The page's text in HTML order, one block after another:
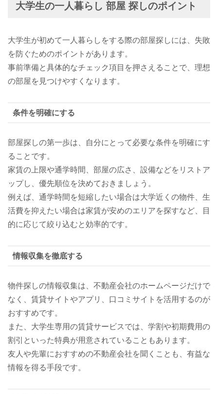
大学生の一人暮らし 部屋 探しのポイント
大学生が初めて一人暮らしをする際の部屋探しには、失敗
を防ぐためのポイントがあります。
事前準備と具体的なチェック項目を押さえることで、理想
の部屋を見つけやすくなります。
条件を明確にする
部屋探しの第一歩は、自分にとって必要な条件を明確にす
ることです。
家賃の上限や通学時間、部屋の広さ、設備などをリストア
ップし、優先順位を決めておきましょう。
例えば、通学時間を短縮したい場合は大学近くの物件、生
活費を抑えたい場合は家賃が安めのエリアを探すなど、目
的に応じて絞り込むと効率的です。
情報収集を徹底する
物件探しの情報収集は、不動産会社のホームページだけで
なく、賃貸サイトやアプリ、口コミサイトを活用するのが
おすすめです。
また、大学生専用の賃貸サービスでは、学割や初期費用の
割引といった特典が用意されていることもあります。
友人や先輩におすすめの不動産会社を聞くことも、有益な
情報を得る手段です。